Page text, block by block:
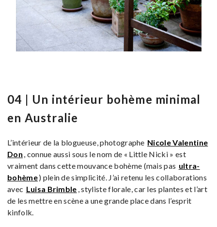
04 | Un intérieur bohème minimal
en Australie
L’intérieur de la blogueuse, photographe Nicole Valentine
Don , connue aussi sous le nom de « Little Nicki » est
vraiment dans cette mouvance bohème (mais pas ultra-
bohème) plein de simplicité. J’ai retenu les collaborations
avec Luisa Brimble , styliste florale, car les plantes et l’art
de les mettre en scène a une grande place dans l’esprit
kinfolk.